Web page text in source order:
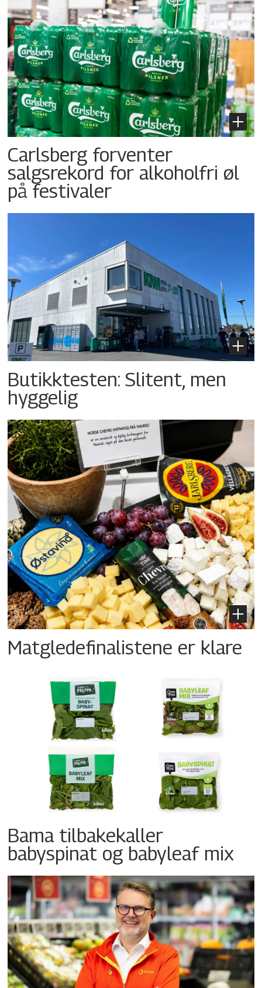
Carlsberg forventer
salgsrekord for alkoholfri øl
på festivaler
Butikktesten: Slitent, men
hyggelig
Matgledefinalistene er klare
Bama tilbakekaller
babyspinat og babyleaf mix